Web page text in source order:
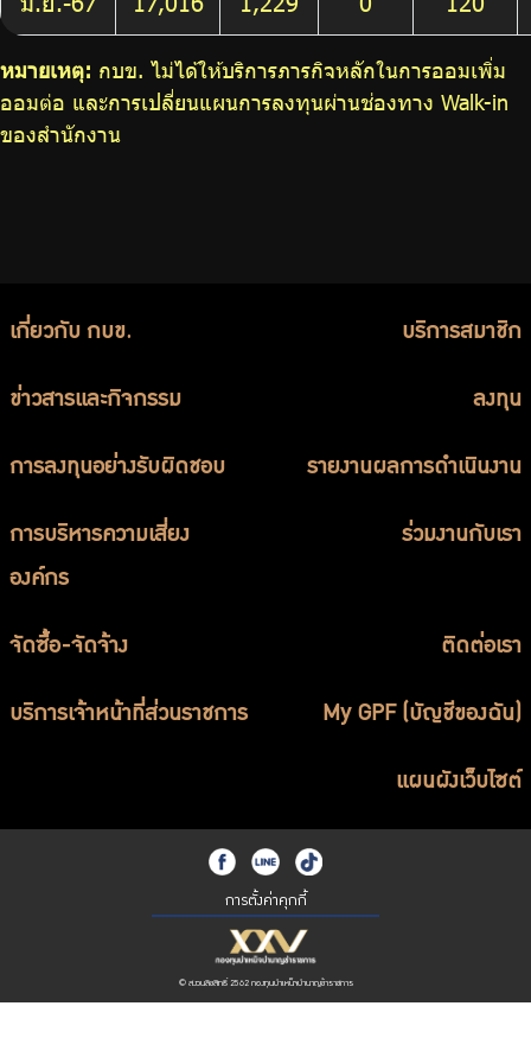
หมายเหตุ: กบข. ไม่ได้ให้บริการภารกิจหลักในการออมเพิ่ม
ออมต่อ และการเปลี่ยนแผนการลงทุนผ่านช่องทาง Walk-in
ของสำนักงาน
เกี่ยวกับ กบข. บริการสมาชิก
ข่าวสารและกิจกรรม ลงทุน
การลงทุนอย่างรับผิดชอบ รายงานผลการดำเนินงาน
การบริหารความเสี่ยง
องค์กร
ร่วมงานกับเรา
จัดซื้อ-จัดจ้าง ติดต่อเรา
บริการเจ้าหน้าที่ส่วนราชการ My GPF (บัญชีของฉัน)
แผนผังเว็บไซต์
การตั้งค่าคุกกี้
© สงวนลิขสิทธิ์ 2562 กองทุนบำเหน็จบำนาญข้าราชการ